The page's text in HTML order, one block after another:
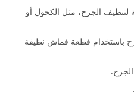
لتنظيف الجرح، مثل الكحول أو
باستخدام قطعة قماش نظيفة